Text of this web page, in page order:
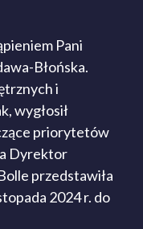
Pani
Błońska.
i
wygłosił
priorytetów
Dyrektor
przedstawiła
2024 r. do